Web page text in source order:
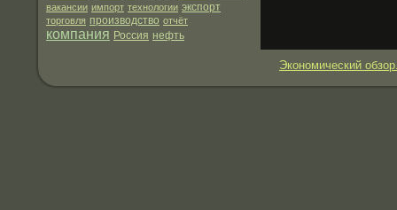
вакансии импорт технологии экспорт
торговля производство отчёт
компания Россия нефть
Экономический